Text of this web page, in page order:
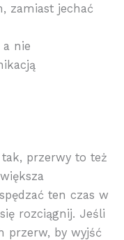
zamiast jechać
a nie
przerwy to też
ten czas w
rozciągnij. Jeśli
przerw, by wyjść